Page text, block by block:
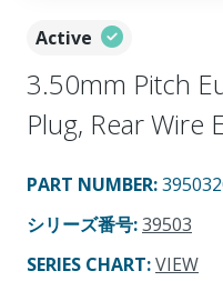
Active
3.50mm Pitch
Plug, Rear Wire
PART NUMBER:
シリーズ番号:39503
SERIES CHART:VIEW